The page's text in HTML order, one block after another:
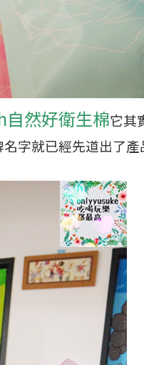
然好衛生棉它其
字就已經先道出了